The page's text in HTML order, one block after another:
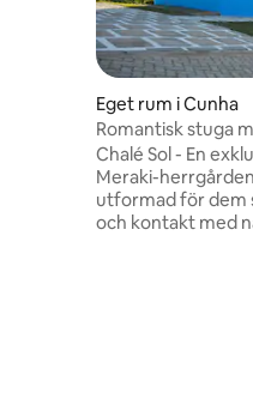
Eget rum i Cunha
Romantisk stuga
över dalen
Chalé Sol - En
Meraki-herrgården! Chalé Sol
utformad för dem
och kontakt med